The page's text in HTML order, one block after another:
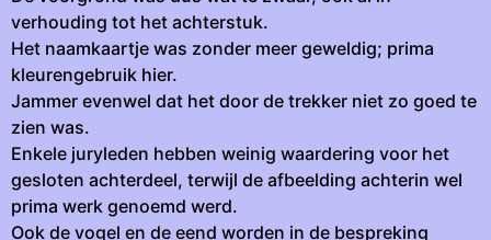
verhouding tot het achterstuk.
Het naamkaartje was zonder meer geweldig; prima
kleurengebruik hier.
Jammer evenwel dat het door de trekker niet zo goed te
zien was.
Enkele juryleden hebben weinig waardering voor het
gesloten achterdeel, terwijl de afbeelding achterin wel
prima werk genoemd werd.
Ook de vogel en de eend worden in de bespreking